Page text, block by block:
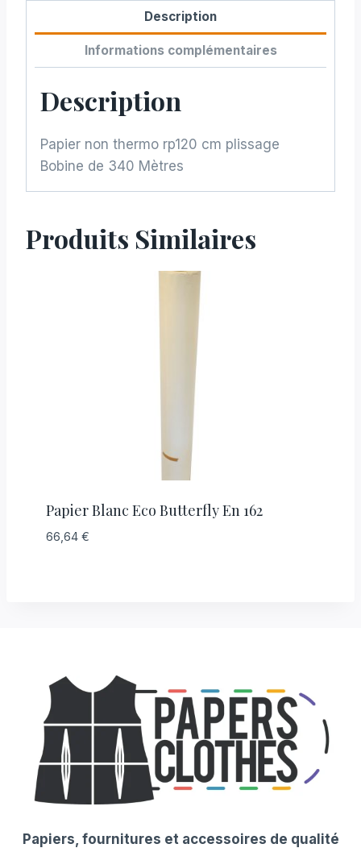
Description
Informations complémentaires
Description
Papier non thermo rp120 cm plissage
Bobine de 340 Mètres
Produits Similaires
Papier Blanc Eco Butterfly En 162
66,64 €
Papiers, fournitures et accessoires de qualité